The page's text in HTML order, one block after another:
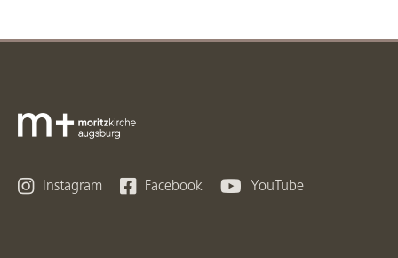
 Instagram  Facebook  YouTube